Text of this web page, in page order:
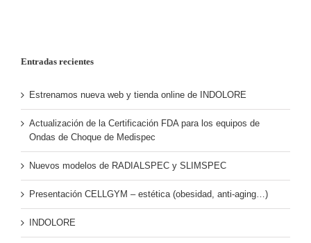
Entradas recientes
Estrenamos nueva web y tienda online de INDOLORE
Actualización de la Certificación FDA para los equipos de
Ondas de Choque de Medispec
Nuevos modelos de RADIALSPEC y SLIMSPEC
Presentación CELLGYM – estética (obesidad, anti-aging…)
INDOLORE